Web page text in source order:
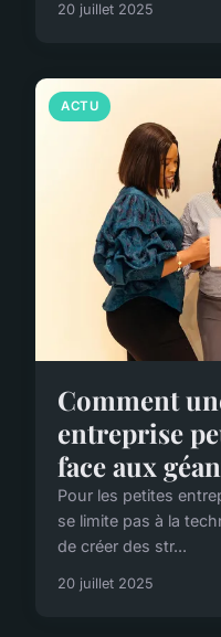
20 juillet 2025
ACTU
Comment
entreprise
face aux
Pour les petites
se limite pas à la
de créer des str...
20 juillet 2025